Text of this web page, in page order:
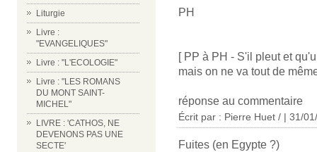
Liturgie
Livre :
"EVANGELIQUES"
Livre : "L'ECOLOGIE"
Livre : "LES ROMANS
DU MONT SAINT-
MICHEL"
LIVRE : 'CATHOS, NE
DEVENONS PAS UNE
SECTE'
PH
[ PP à PH - S'il pleut et
mais on ne va tout de
réponse au commentaire
Écrit par : Pierre Huet / | 31/
Fuites (en Egypte ?)